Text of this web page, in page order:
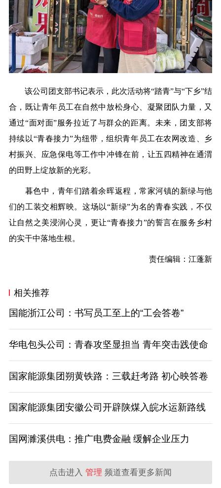
该公司团支部书记表示，此次活动将“踏青”与“下乡”结
合，既让青年员工在自然中放松身心、凝聚团队力量，又
通过“面对面”服务拉近了与群众的距离。未来，团支部将
持续以“青春接力”为纽带，组织青年员工在农网改造、乡
村振兴、应急保电等工作中冲锋在前，让五四精神在通渭
的田野上绽放新的光彩。
暮色中，青年们踏着余晖返程，常家河镇的新绿与他
们的工装交相辉映。这场以“新绿”为名的青春实践，不仅
让自然之美浸润心灵，更让“青春接力”的誓言在服务乡村
的实干中落地生根。
责任编辑：江蓬新
相关推荐
国能浙江公司：书写员工至上的“工会答卷”
华电包头公司：青春攻坚显担当 青年突击践使命
国家能源集团朔黄铁路：三载赶考路 初心映答卷
国家能源集团安徽公司开辟陕煤入皖水运新路线
国网濉溪供电：推广电费金融 缓解企业压力
点击进入 管理 频道查看更多新闻